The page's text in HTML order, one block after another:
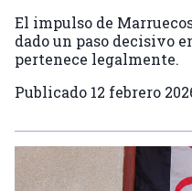
El impulso de
dado un paso decisivo
pertenece legalmente.
Publicado 12 febrero